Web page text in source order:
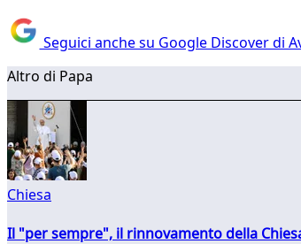
Seguici anche su Google Discover di
Altro di Papa
Chiesa
Il "per sempre", il rinnovamento della